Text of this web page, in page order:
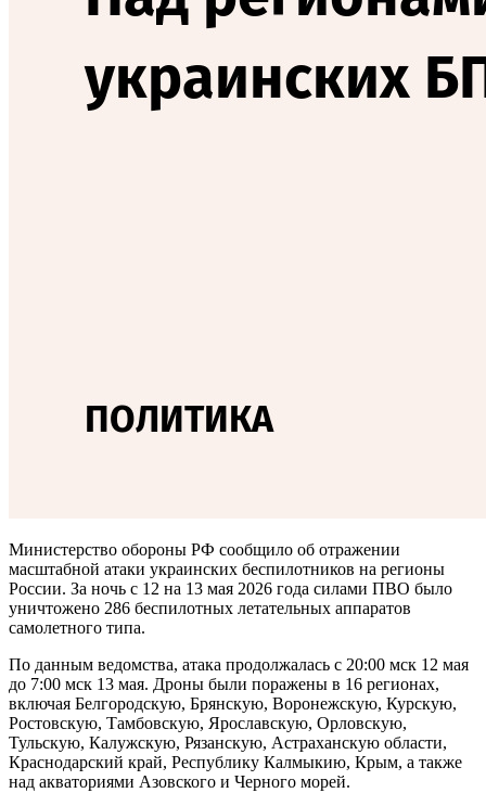
Министерство обороны РФ сообщило об отражении
масштабной атаки украинских беспилотников на регионы
России. За ночь с 12 на 13 мая 2026 года силами ПВО было
уничтожено 286 беспилотных летательных аппаратов
самолетного типа.
По данным ведомства, атака продолжалась с 20:00 мск 12 мая
до 7:00 мск 13 мая. Дроны были поражены в 16 регионах,
включая Белгородскую, Брянскую, Воронежскую, Курскую,
Ростовскую, Тамбовскую, Ярославскую, Орловскую,
Тульскую, Калужскую, Рязанскую, Астраханскую области,
Краснодарский край, Республику Калмыкию, Крым, а также
над акваториями Азовского и Черного морей.